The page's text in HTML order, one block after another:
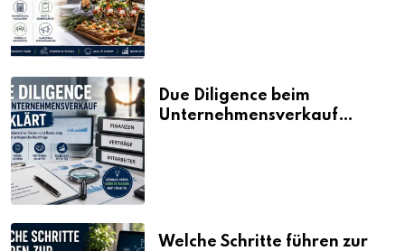
Due Diligence beim
Unternehmensverkauf
Welche Schritte führen zur